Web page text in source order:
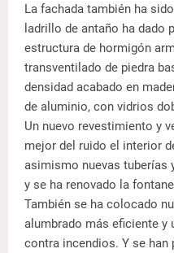
La fachada también ha
ladrillo de antaño ha dado
estructura de hormigón
transventilado de piedra
densidad acabado en
de aluminio, con vidrios
Un nuevo revestimiento y
mejor del ruido el interior
asimismo nuevas tuberías
y se ha renovado la
También se ha colocado
alumbrado más eficiente
contra incendios. Y se han